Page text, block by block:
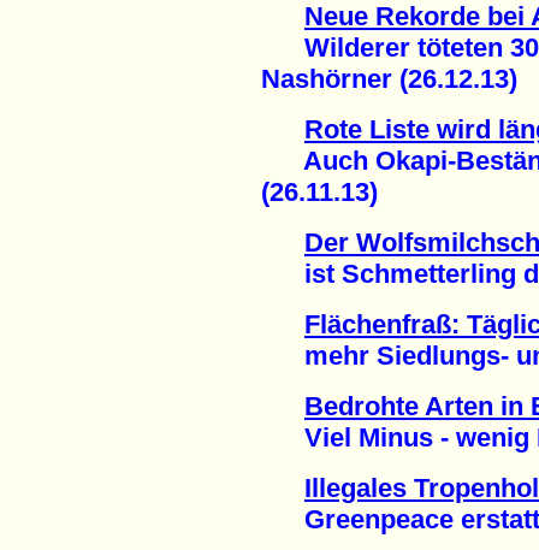
Neue Rekorde bei
Wilderer töteten
Nashörner (26.12.13)
Rote Liste wird
Auch Okapi-
(26.11.13)
Der
ist Schmetterling
Flächenfraß:
mehr Siedlungs-
Bedrohte Arten in
Viel Minus - wenig
Illegales
Greenpeace